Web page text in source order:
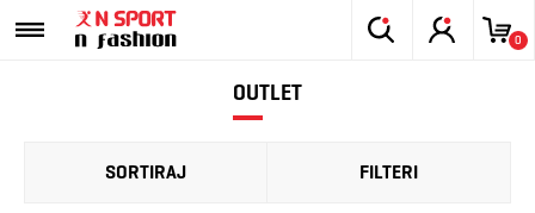
0
OUTLET
SORTIRAJ FILTERI